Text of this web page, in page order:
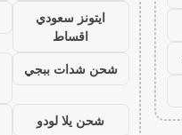
ايتونز سعودي
اقساط
شحن شدات ببجي
شحن يلا لودو